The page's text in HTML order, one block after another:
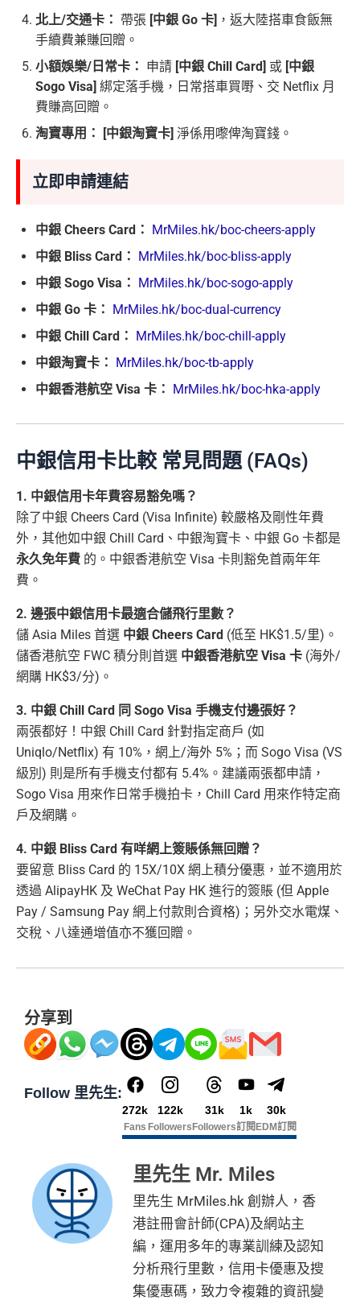
北上/交通卡： 帶張 [中銀 Go 卡] ，返大陸搭車食飯無
手續費兼賺回贈。
小額娛樂/日常卡： 申請 [中銀 Chill Card] 或 [中銀
Sogo Visa] 綁定落手機，日常搭車買嘢、交 Netflix 月
費賺高回贈。
淘寶專用：
[中銀淘寶卡] 淨係用嚟俾淘寶錢。
立即申請連結
中銀 Cheers Card： MrMiles.hk/boc-cheers-apply
中銀 Bliss Card： MrMiles.hk/boc-bliss-apply
中銀 Sogo Visa： MrMiles.hk/boc-sogo-apply
中銀 Go 卡： MrMiles.hk/boc-dual-currency
中銀 Chill Card： MrMiles.hk/boc-chill-apply
中銀淘寶卡： MrMiles.hk/boc-tb-apply
中銀香港航空 Visa 卡： MrMiles.hk/boc-hka-apply
中銀信用卡比較 常見問題 (FAQs)
1. 中銀信用卡年費容易豁免嗎？
除了中銀 Cheers Card (Visa Infinite) 較嚴格及剛性年費
外，其他如中銀 Chill Card、中銀淘寶卡、中銀 Go 卡都是
永久免年費 的。中銀香港航空 Visa 卡則豁免首兩年年
費。
2. 邊張中銀信用卡最適合儲飛行里數？
儲 Asia Miles 首選 中銀 Cheers Card (低至 HK$1.5/里)。
儲香港航空 FWC 積分則首選 中銀香港航空 Visa 卡 (海外/
網購 HK$3/分)。
3. 中銀 Chill Card 同 Sogo Visa 手機支付邊張好？
兩張都好！中銀 Chill Card 針對指定商戶 (如
Uniqlo/Netflix) 有 10%，網上/海外 5%；而 Sogo Visa (VS
級別) 則是所有手機支付都有 5.4%。建議兩張都申請，
Sogo Visa 用來作日常手機拍卡，Chill Card 用來作特定商
戶及網購。
4. 中銀 Bliss Card 有咩網上簽賬係無回贈？
要留意 Bliss Card 的 15X/10X 網上積分優惠，並不適用於
透過 AlipayHK 及 WeChat Pay HK 進行的簽賬 (但 Apple
Pay / Samsung Pay 網上付款則合資格)；另外交水電煤、
交稅、八達通增值亦不獲回贈。
分享到
Follow 里先生:
272k
Fans
122k
Followers
31k
Followers
1k
訂閱
30k
EDM訂閱
里先生 Mr. Miles
里先生 MrMiles.hk 創辦人，香
港註冊會計師(CPA)及網站主
編，運用多年的專業訓練及認知
分析飛行里數，信用卡優惠及搜
集優惠碼，致力令複雜的資訊變